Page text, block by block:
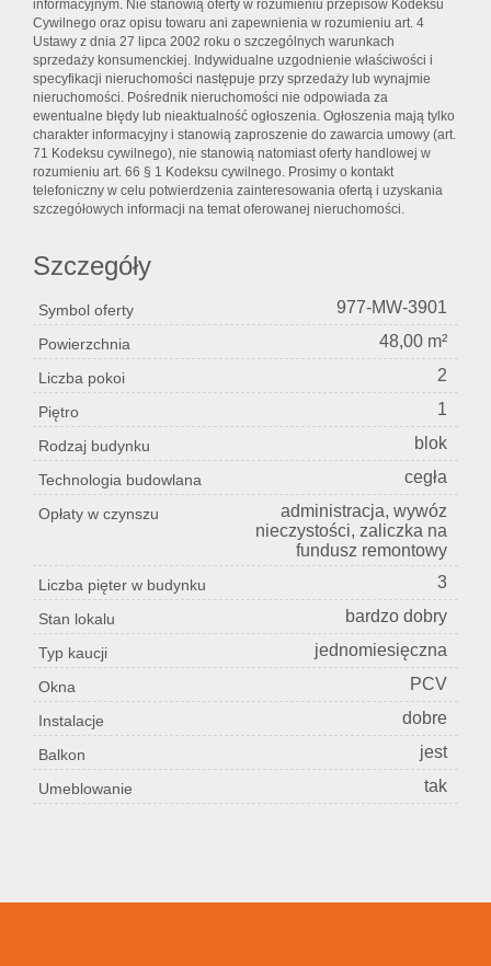
informacyjnym. Nie stanowią oferty w rozumieniu przepisów Kodeksu
Cywilnego oraz opisu towaru ani zapewnienia w rozumieniu art. 4
Ustawy z dnia 27 lipca 2002 roku o szczególnych warunkach
sprzedaży konsumenckiej. Indywidualne uzgodnienie właściwości i
specyfikacji nieruchomości następuje przy sprzedaży lub wynajmie
nieruchomości. Pośrednik nieruchomości nie odpowiada za
ewentualne błędy lub nieaktualność ogłoszenia. Ogłoszenia mają tylko
charakter informacyjny i stanowią zaproszenie do zawarcia umowy (art.
71 Kodeksu cywilnego), nie stanowią natomiast oferty handlowej w
rozumieniu art. 66 § 1 Kodeksu cywilnego. Prosimy o kontakt
telefoniczny w celu potwierdzenia zainteresowania ofertą i uzyskania
szczegółowych informacji na temat oferowanej nieruchomości.
Szczegóły
Symbol oferty 977-MW-3901
Powierzchnia 48,00 m²
Liczba pokoi 2
Piętro 1
Rodzaj budynku blok
Technologia budowlana cegła
Opłaty w czynszu
administracja, wywóz
nieczystości, zaliczka na
fundusz remontowy
Liczba pięter w budynku 3
Stan lokalu bardzo dobry
Typ kaucji jednomiesięczna
Okna PCV
Instalacje dobre
Balkon jest
Umeblowanie tak